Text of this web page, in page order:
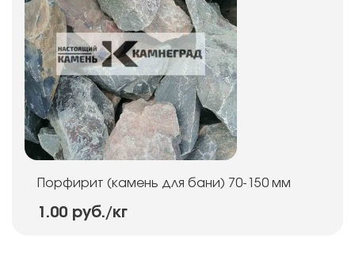
Порфирит (камень для бани) 70-150 мм
1.00 руб./кг